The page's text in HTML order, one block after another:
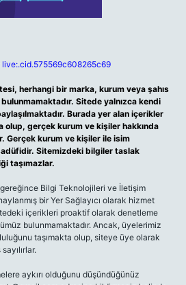
live:.cid.575569c608265c69
herhangi bir marka, kurum veya şahıs
Sitede yalnızca kendi
Burada yer alan içerikler
olup, gerçek kurum ve kişiler hakkında
Gerçek kurum ve kişiler ile isim
Sitemizdeki bilgiler taslak
taşımazlar.
gereğince Bilgi Teknolojileri ve İletişim
bir Yer Sağlayıcı olarak hizmet
içerikleri proaktif olarak denetleme
bulunmamaktadır. Ancak, üyelerimiz
taşımakta olup, siteye üye olarak
aykırı olduğunu düşündüğünüz